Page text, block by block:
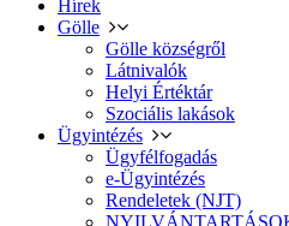
Hírek
Gölle
Gölle községről
Látnivalók
Helyi Értéktár
Szociális lakások
Ügyintézés
Ügyfélfogadás
e-Ügyintézés
Rendeletek (NJT)